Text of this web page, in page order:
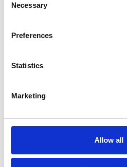
Selection
Necessary
Preferences
Statistics
Marketing
Allow all